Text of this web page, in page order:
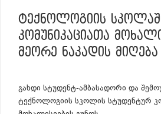
ᲢᲔᲥᲜᲝᲚᲝᲒᲘᲘᲡ
ᲙᲝᲛᲣᲜᲘᲙᲐᲪᲘᲐᲗᲐ
ᲛᲔᲝᲠᲔ ᲜᲐᲙᲐᲓᲘᲡ ᲛᲘᲦᲔᲑᲐ
გახდი სტუდენტ-ამბასადორი და
ტექნოლოგიის სკოლის სტუდენტურ